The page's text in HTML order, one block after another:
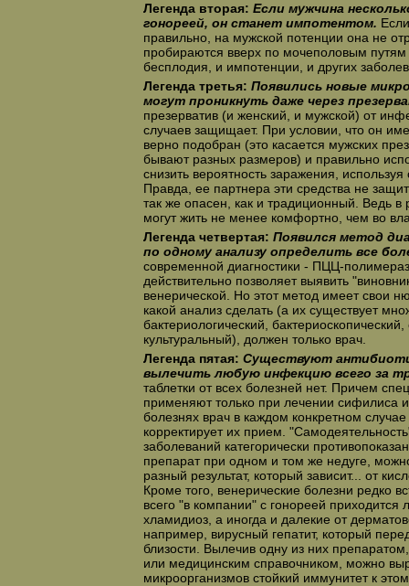
Легенда вторая: Если мужчина
гонореей, он станет импотентом.
правильно, на мужской потенции она не
пробираются вверх по мочеполовым путям
бесплодия, и импотенции, и других
Легенда третья: Появились новые
могут проникнуть даже через
презерватив (и женский, и мужской) от
случаев защищает. При условии, что он
верно подобран (это касается мужских
бывают разных размеров) и правильно
снизить вероятность заражения, используя
Правда, ее партнера эти средства не
так же опасен, как и традиционный. Ведь в
могут жить не менее комфортно, чем во
Легенда четвертая: Появился метод
по одному анализу определить все
современной диагностики - ПЦЦ-
действительно позволяет выявить
венерической. Но этот метод имеет свои
какой анализ сделать (а их существует
бактериологический,
культуральный), должен только врач.
Легенда пятая: Существуют
вылечить любую инфекцию всего за
таблетки от всех болезней нет. Причем
применяют только при лечении сифилиса
болезнях врач в каждом конкретном
корректирует их прием.
заболеваний категорически
препарат при одном и том же недуге,
разный результат, который зависит... от
Кроме того, венерические болезни редко
всего "в компании" с гонореей приходится
хламидиоз, а иногда и далекие от
например, вирусный гепатит, который
близости. Вылечив одну из них
или медицинским справочником, можно
микроорганизмов стойкий иммунитет к